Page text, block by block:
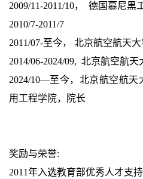
2009/11-2011/10， 德国慕尼黑
2010/7-2011/7
2011/07-至今， 北京航空航天
2014/06-2024/09, 北京航空航
2024/10—至今，北京航空航天
用工程学院，院长
奖励与荣誉:
2011年入选教育部优秀人才支